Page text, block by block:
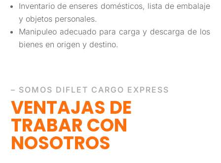
Inventario de enseres domésticos, lista de embalaje
y objetos personales.
Manipuleo adecuado para carga y descarga de los
bienes en origen y destino.
– SOMOS DIFLET CARGO EXPRESS
VENTAJAS DE
TRABARCON
NOSOTROS